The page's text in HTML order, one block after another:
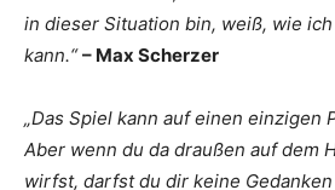
in dieser Situation bin, weiß, wie
kann.“– Max Scherzer
„Das Spiel kann auf einen einzigen
Aber wenn du da draußen auf dem
wirfst, darfst du dir keine